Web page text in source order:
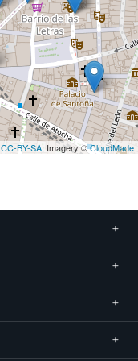
CC-BY-SA, Imagery ©CloudMade